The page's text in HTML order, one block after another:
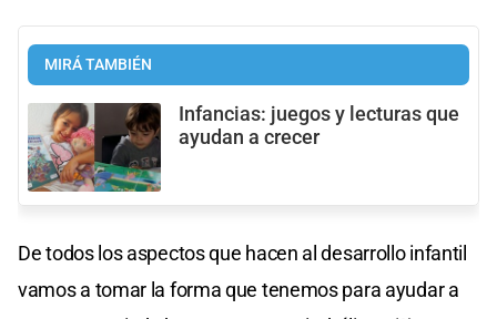
MIRÁ TAMBIÉN
Infancias: juegos y lecturas que
ayudan a crecer
De todos los aspectos que hacen al desarrollo infantil
vamos a tomar la forma que tenemos para ayudar a